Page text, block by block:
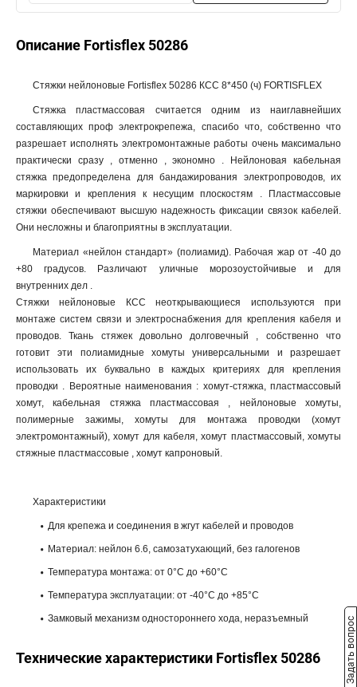
Описание Fortisflex 50286
Стяжки нейлоновые Fortisflex 50286 КСС 8*450 (ч) FORTISFLEX
Стяжка пластмассовая считается одним из наиглавнейших
составляющих проф электрокрепежа, спасибо что, собственно что
разрешает исполнять электромонтажные работы очень максимально
практически сразу , отменно , экономно . Нейлоновая кабельная
стяжка предопределена для бандажирования электропроводов, их
маркировки и крепления к несущим плоскостям . Пластмассовые
стяжки обеспечивают высшую надежность фиксации связок кабелей.
Они несложны и благоприятны в эксплуатации.
Материал «нейлон стандарт» (полиамид). Рабочая жар от -40 до
+80 градусов. Различают уличные морозоустойчивые и для
внутренних дел .
Стяжки нейлоновые КСС неоткрывающиеся используются при
монтаже систем связи и электроснабжения для крепления кабеля и
проводов. Ткань стяжек довольно долговечный , собственно что
готовит эти полиамидные хомуты универсальными и разрешает
использовать их буквально в каждых критериях для крепления
проводки . Вероятные наименования : хомут-стяжка, пластмассовый
хомут, кабельная стяжка пластмассовая , нейлоновые хомуты,
полимерные зажимы, хомуты для монтажа проводки (хомут
электромонтажный), хомут для кабеля, хомут пластмассовый, хомуты
стяжные пластмассовые , хомут капроновый.
Характеристики
Для крепежа и соединения в жгут кабелей и проводов
Материал: нейлон 6.6, самозатухающий, без галогенов
Температура монтажа: от 0°С до +60°С
Температура эксплуатации: от -40°С до +85°С
Замковый механизм одностороннего хода, неразъемный
Технические характеристики Fortisflex 50286 Задать вопрос